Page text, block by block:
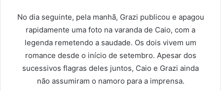
No dia seguinte, pela manhã, Grazi publicou e apagou
rapidamente uma foto na varanda de Caio, com a
legenda remetendo a saudade. Os dois vivem um
romance desde o início de setembro. Apesar dos
sucessivos flagras deles juntos, Caio e Grazi ainda
não assumiram o namoro para a imprensa.